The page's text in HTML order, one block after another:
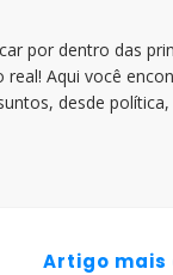
por dentro das
Aqui você
desde
Artigo mais